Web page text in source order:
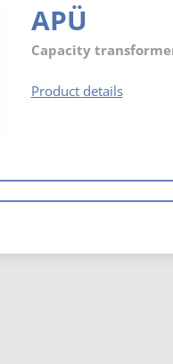
APÜ
Capacity
Product detailsAPÜ